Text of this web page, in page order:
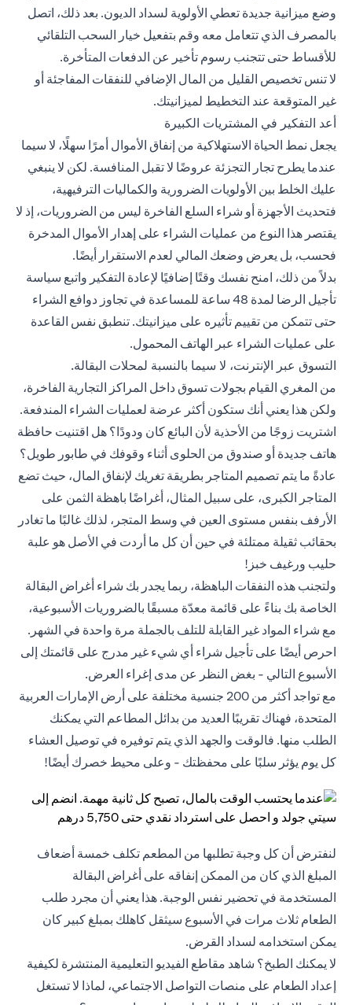
وضع ميزانية جديدة تعطي الأولوية لسداد الديون. بعد ذلك، اتصل
بالمصرف الذي تتعامل معه وقم بتفعيل خيار السحب التلقائي
للأقساط حتى تتجنب رسوم تأخير عن الدفعات المتأخرة.
لا تنس تخصيص القليل من المال الإضافي للنفقات المفاجئة أو
غير المتوقعة عند التخطيط لميزانيتك.
أعد التفكير في المشتريات الكبيرة
يجعل نمط الحياة الاستهلاكية من إنفاق الأموال أمرًا سهلًا، لا سيما
عندما يطرح تجار التجزئة عروضًا لا تقبل المنافسة. لكن لا ينبغي
عليك الخلط بين الأولويات الضرورية والكماليات الترفيهية،
فتحديث الأجهزة أو شراء السلع الفاخرة ليس من الضروريات، إذ لا
يقتصر هذا النوع من عمليات الشراء على إهدار الأموال المدخرة
فحسب، بل يعرض وضعك المالي لعدم الاستقرار أيضًا.
بدلاً من ذلك، امنح نفسك وقتًا إضافيًا لإعادة التفكير واتبع سياسة
تأجيل الرضا لمدة 48 ساعة للمساعدة في تجاوز دوافع الشراء
حتى تتمكن من تقييم تأثيره على ميزانيتك. تنطبق نفس القاعدة
على عمليات الشراء عبر الهاتف المحمول.
التسوق عبر الإنترنت، لا سيما بالنسبة لمحلات البقالة.
من المغري القيام بجولات تسوق داخل المراكز التجارية الفاخرة،
ولكن هذا يعني أنك ستكون أكثر عرضة لعمليات الشراء المندفعة.
اشتريت زوجًا من الأحذية لأن البائع كان ودودًا؟ هل اقتنيت حافظة
هاتف جديدة أو صندوق من الحلوى أثناء وقوفك في طابور طويل؟
عادةً ما يتم تصميم المتاجر بطريقة تغريك لإنفاق المال، حيث تضع
المتاجر الكبرى، على سبيل المثال، أغراضًا باهظة الثمن على
الأرفف بنفس مستوى العين في وسط المتجر، لذلك غالبًا ما تغادر
بحقائب ثقيلة ممتلئة في حين أن كل ما أردت في الأصل هو علبة
حليب ورغيف خبز!
ولتجنب هذه النفقات الباهظة، ربما يجدر بك شراء أغراض البقالة
الخاصة بك بناءً على قائمة معدّة مسبقًا بالضروريات الأسبوعية،
مع شراء المواد غير القابلة للتلف بالجملة مرة واحدة في الشهر.
احرص أيضًا على تأجيل شراء أي شيء غير مدرج على قائمتك إلى
الأسبوع التالي - بغض النظر عن مدى إغراء العرض.
مع تواجد أكثر من 200 جنسية مختلفة على أرض الإمارات العربية
المتحدة، فهناك تقريبًا العديد من بدائل المطاعم التي يمكنك
الطلب منها. فالوقت والجهد الذي يتم توفيره في توصيل العشاء
كل يوم يؤثر سلبًا على محفظتك - وعلى محيط خصرك أيضًا!
لنفترض أن كل وجبة تطلبها من المطعم تكلف خمسة أضعاف
المبلغ الذي كان من الممكن إنفاقه على أغراض البقالة
المستخدمة في تحضير نفس الوجبة. هذا يعني أن مجرد طلب
الطعام ثلاث مرات في الأسبوع سيثقل كاهلك بمبلغ كبير كان
يمكن استخدامه لسداد القرض.
لا يمكنك الطبخ؟ شاهد مقاطع الفيديو التعليمية المنتشرة لكيفية
إعداد الطعام على منصات التواصل الاجتماعي، لماذا لا تستغل